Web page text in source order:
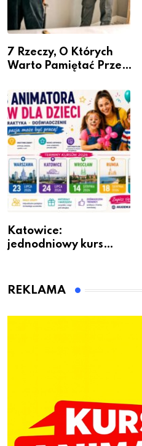
7 Rzeczy, O Których
Warto Pamiętać Przed
Katowice:
jednodniowy kurs
dzieci
REKLAMA